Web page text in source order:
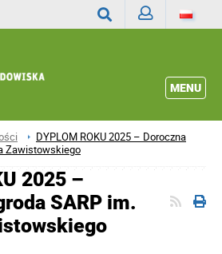
MENU
DYPLOM ROKU 2025 – Doroczna
Zawistowskiego
2025 –
SARP im.